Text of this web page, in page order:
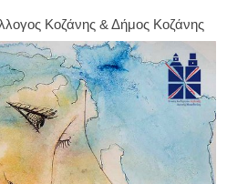
Κοζάνης & Δήμος Κοζάνης